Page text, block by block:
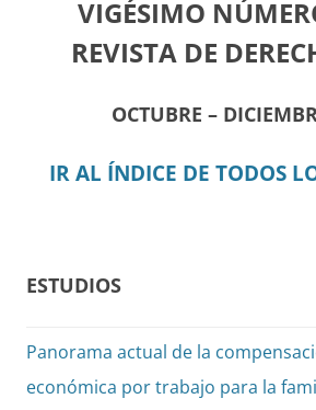
VIGÉSIMO
REVISTA DE
OCTUBRE –
IR AL ÍNDICE DE TODOS
ESTUDIOS
Panorama actual de la
económica por trabajo para la